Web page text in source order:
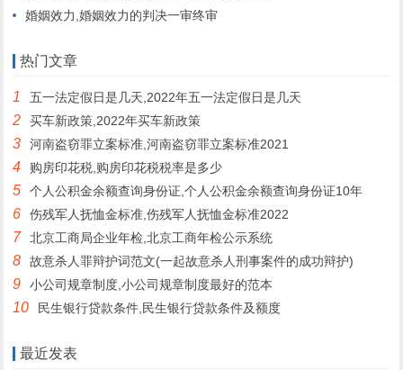
婚姻效力,婚姻效力的判决一审终审
热门文章
1 五一法定假日是几天,2022年五一法定假日是几天
2 买车新政策,2022年买车新政策
3 河南盗窃罪立案标准,河南盗窃罪立案标准2021
4 购房印花税,购房印花税税率是多少
5 个人公积金余额查询身份证,个人公积金余额查询身份证10年
6 伤残军人抚恤金标准,伤残军人抚恤金标准2022
7 北京工商局企业年检,北京工商年检公示系统
8 故意杀人罪辩护词范文(一起故意杀人刑事案件的成功辩护)
9 小公司规章制度,小公司规章制度最好的范本
10 民生银行贷款条件,民生银行贷款条件及额度
最近发表